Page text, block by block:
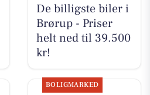
De billigste biler i
Brørup - Priser
helt ned til 39.500
kr!
BOLIGMARKED